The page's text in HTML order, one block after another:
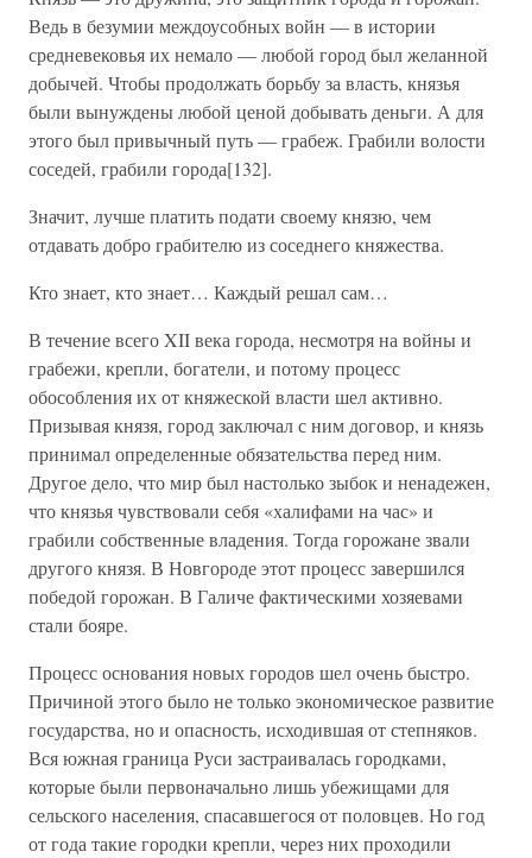
Ведь в безумии междоусобных войн — в истории
средневековья их немало — любой город был желанной
добычей. Чтобы продолжать борьбу за власть, князья
были вынуждены любой ценой добывать деньги. А для
этого был привычный путь — грабеж. Грабили волости
соседей, грабили города[132].
Значит, лучше платить подати своему князю, чем
отдавать добро грабителю из соседнего княжества.
Кто знает, кто знает… Каждый решал сам…
В течение всего XII века города, несмотря на войны и
грабежи, крепли, богатели, и потому процесс
обособления их от княжеской власти шел активно.
Призывая князя, город заключал с ним договор, и князь
принимал определенные обязательства перед ним.
Другое дело, что мир был настолько зыбок и ненадежен,
что князья чувствовали себя «халифами на час» и
грабили собственные владения. Тогда горожане звали
другого князя. В Новгороде этот процесс завершился
победой горожан. В Галиче фактическими хозяевами
стали бояре.
Процесс основания новых городов шел очень быстро.
Причиной этого было не только экономическое развитие
государства, но и опасность, исходившая от степняков.
Вся южная граница Руси застраивалась городками,
которые были первоначально лишь убежищами для
сельского населения, спасавшегося от половцев. Но год
от года такие городки крепли, через них проходили